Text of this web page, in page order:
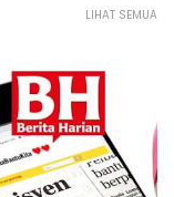
LIHAT SEMUA